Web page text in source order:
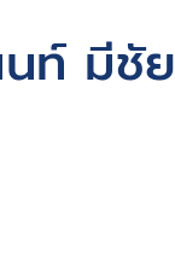
นท์ มีชัย